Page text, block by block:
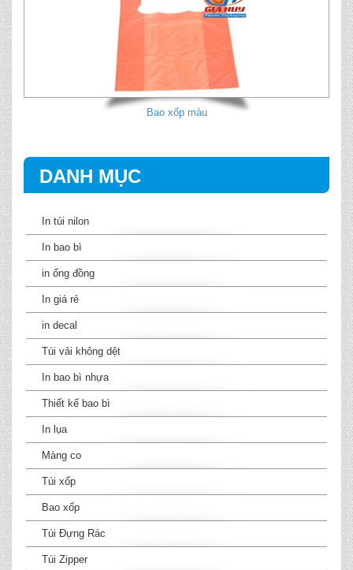
DANH MỤC
In túi nilon
In bao bì
in ống đồng
In giá rẻ
in decal
Túi vải không dệt
In bao bì nhựa
Thiết kế bao bì
In lụa
Màng co
Túi xốp
Bao xốp
Túi Đựng Rác
Túi Zipper
Bao xốp màu